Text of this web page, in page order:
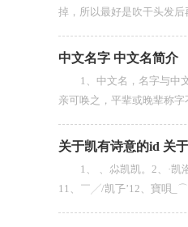
掉，所以最好是吹干头发后
中文名字 中文名简介
1、中文名，名字与中文
亲可唤之，平辈或晚辈称
关于凯有诗意的id 关
1、 、尛凯凯。2、·凯洛
11、￣╱/凯孒’12、寶唄